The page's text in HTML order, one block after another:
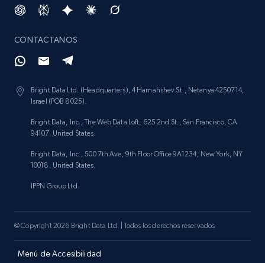
CONTACTANOS
Bright Data Ltd. (Headquarters), 4 Hamahshev St., Netanya 4250714,
Israel (POB 8025).
Bright Data, Inc., The Web Data Loft, 625 2nd St., San Francisco, CA
94107, United States.
Bright Data, Inc., 500 7th Ave, 9th Floor Office 9A1234, New York, NY
10018, United States.
IPPN Group Ltd.
Menú de Accesibilidad
© Copyright 2026 Bright Data Ltd. | Todos los derechos reservados